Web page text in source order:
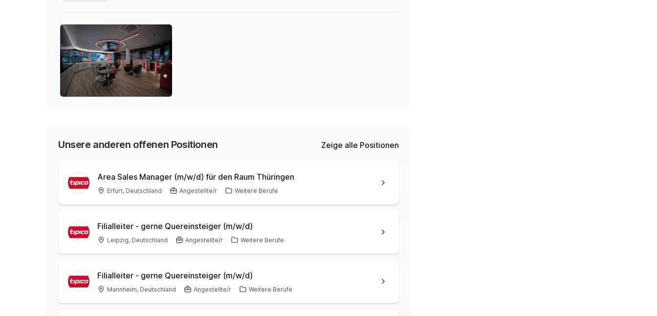
Unsere anderen offenen Positionen Zeige alle Positionen
Area Sales Manager (m/w/d) für den Raum Thüringen
Erfurt, Deutschland Angestellte/r Weitere Berufe
Filialleiter - gerne Quereinsteiger (m/w/d)
Leipzig, Deutschland Angestellte/r Weitere Berufe
Filialleiter - gerne Quereinsteiger (m/w/d)
Mannheim, Deutschland Angestellte/r Weitere Berufe